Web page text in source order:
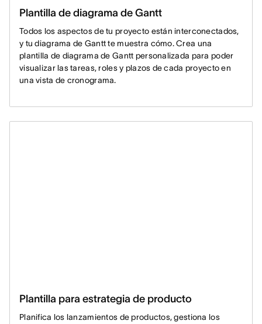
Plantilla de diagrama de Gantt
Todos los aspectos de tu proyecto están interconectados,
y tu diagrama de Gantt te muestra cómo. Crea una
plantilla de diagrama de Gantt personalizada para poder
visualizar las tareas, roles y plazos de cada proyecto en
una vista de cronograma.
Plantilla para estrategia de producto
Planifica los lanzamientos de productos, gestiona los